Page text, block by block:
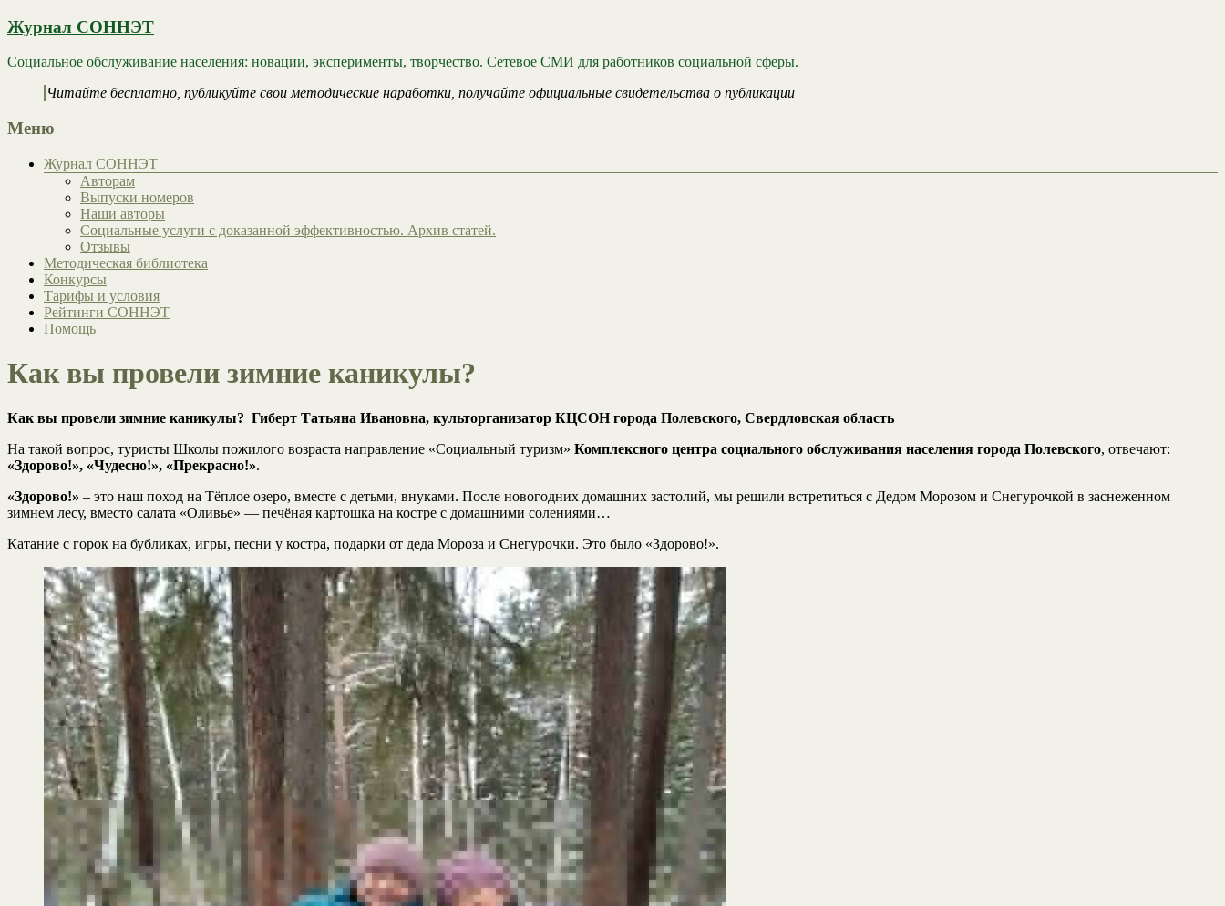
Журнал СОННЭТ
Социальное обслуживание населения: новации, эксперименты, творчество. Сетевое СМИ для работников социальной сферы.
Читайте бесплатно, публикуйте свои методические наработки, получайте официальные свидетельства о публикации
Меню
Журнал СОННЭТ
Авторам
Выпуски номеров
Наши авторы
Социальные услуги с доказанной эффективностью. Архив статей.
Отзывы
Методическая библиотека
Конкурсы
Тарифы и условия
Рейтинги СОННЭТ
Помощь
Как вы провели зимние каникулы?
Как вы провели зимние каникулы? Гиберт Татьяна Ивановна, культорганизатор КЦСОН города Полевского, Свердловская область
На такой вопрос, туристы Школы пожилого возраста направление «Социальный туризм» Комплексного центра социального обслуживания населения города Полевского, отвечают:
«Здорово!», «Чудесно!», «Прекрасно!».
«Здорово!» – это наш поход на Тёплое озеро, вместе с детьми, внуками. После новогодних домашних застолий, мы решили встретиться с Дедом Морозом и Снегурочкой в заснеженном
зимнем лесу, вместо салата «Оливье» — печёная картошка на костре с домашними солениями…
Катание с горок на бубликах, игры, песни у костра, подарки от деда Мороза и Снегурочки. Это было «Здорово!».